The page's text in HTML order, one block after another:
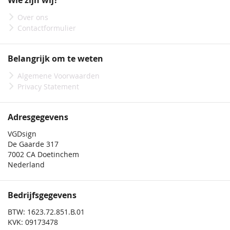
nieuwsbrief
Over ons
Contactformulier
Belangrijk om te weten
Algemene Voorwaarden
Privacy Statement
Adresgegevens
VGDsign
De Gaarde 317
7002 CA Doetinchem
Nederland
Bedrijfsgegevens
BTW: 1623.72.851.B.01
KVK: 09173478